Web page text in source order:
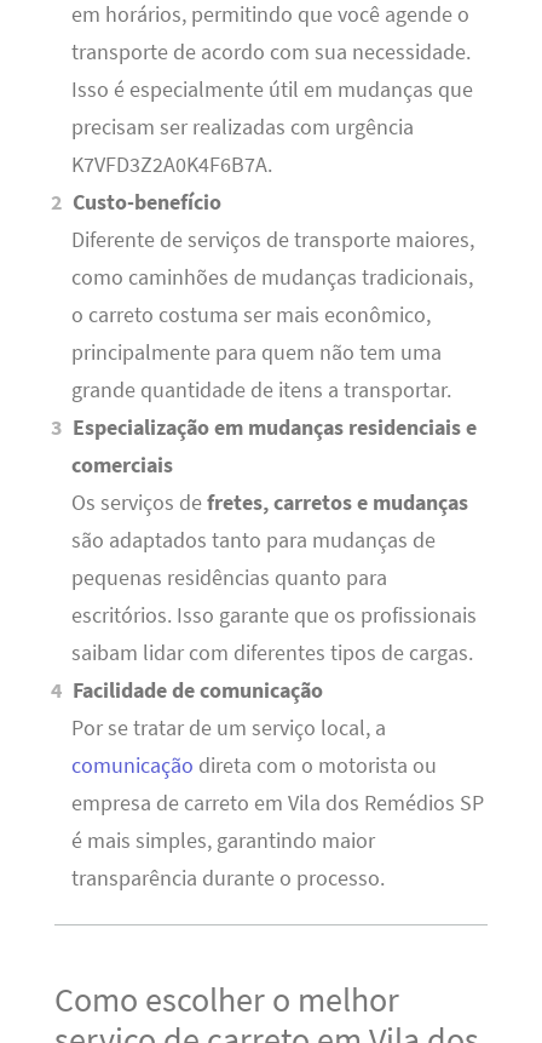
em horários, permitindo que você agende o
transporte de acordo com sua necessidade.
Isso é especialmente útil em mudanças que
precisam ser realizadas com urgência
K7VFD3Z2A0K4F6B7A.
Custo-benefício
Diferente de serviços de transporte maiores,
como caminhões de mudanças tradicionais,
o carreto costuma ser mais econômico,
principalmente para quem não tem uma
grande quantidade de itens a transportar.
Especialização em mudanças residenciais e
comerciais
Os serviços defretes, carretos e mudanças
são adaptados tanto para mudanças de
pequenas residências quanto para
escritórios. Isso garante que os profissionais
saibam lidar com diferentes tipos de cargas.
Facilidade de comunicação
Por se tratar de um serviço local, a
comunicação direta com o motorista ou
empresa de carreto em Vila dos Remédios SP
é mais simples, garantindo maior
transparência durante o processo.
Como escolher o melhor